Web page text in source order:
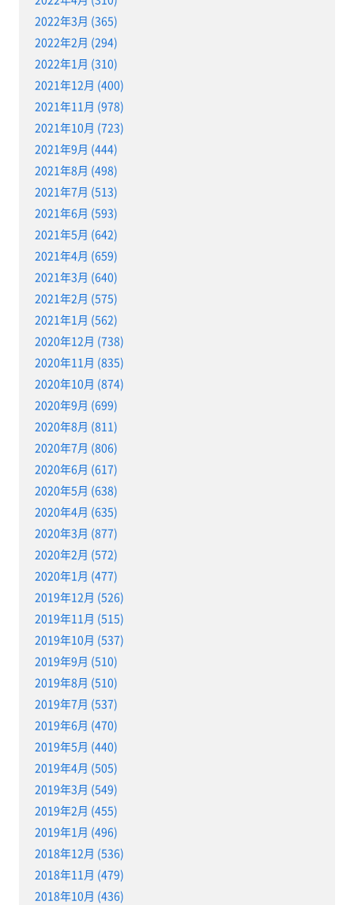
2022年3月 (365)
2022年2月 (294)
2022年1月 (310)
2021年12月 (400)
2021年11月 (978)
2021年10月 (723)
2021年9月 (444)
2021年8月 (498)
2021年7月 (513)
2021年6月 (593)
2021年5月 (642)
2021年4月 (659)
2021年3月 (640)
2021年2月 (575)
2021年1月 (562)
2020年12月 (738)
2020年11月 (835)
2020年10月 (874)
2020年9月 (699)
2020年8月 (811)
2020年7月 (806)
2020年6月 (617)
2020年5月 (638)
2020年4月 (635)
2020年3月 (877)
2020年2月 (572)
2020年1月 (477)
2019年12月 (526)
2019年11月 (515)
2019年10月 (537)
2019年9月 (510)
2019年8月 (510)
2019年7月 (537)
2019年6月 (470)
2019年5月 (440)
2019年4月 (505)
2019年3月 (549)
2019年2月 (455)
2019年1月 (496)
2018年12月 (536)
2018年11月 (479)
2018年10月 (436)